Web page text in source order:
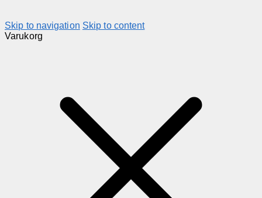
Skip to navigation Skip to content
Varukorg